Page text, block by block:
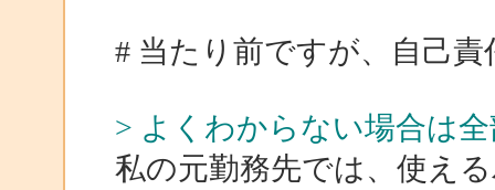
# 当たり前ですが、自己
> よくわからない場合は
私の元勤務先では、使え